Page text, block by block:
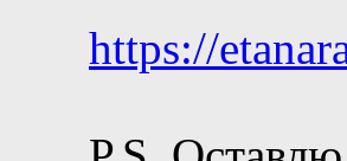
https://